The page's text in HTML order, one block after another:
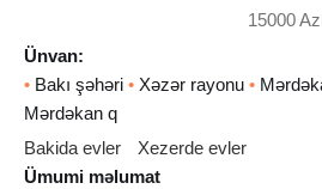
15000
Ünvan:
• Bakı şəhəri • Xəzər rayonu •
Mərdəkan q
Bakida evler
Xezerde evler
Ümumi məlumat